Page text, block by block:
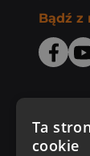
Bądź z
Zakupy
Ta
cookie